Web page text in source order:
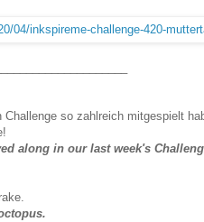
so zahlreich mitgespielt
along in our last week's